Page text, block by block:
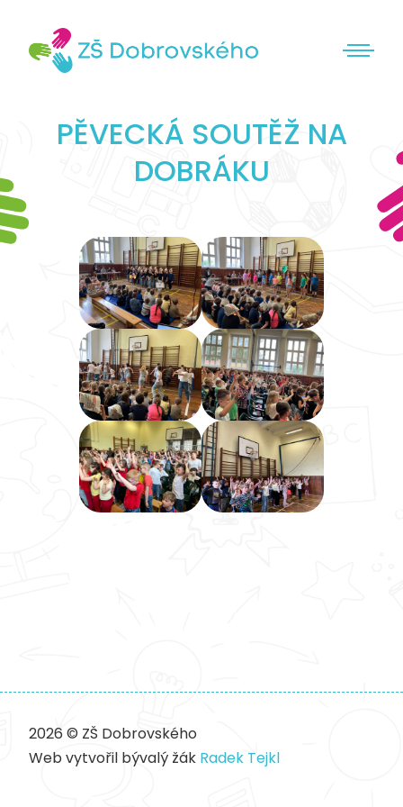
PĚVECKÁ SOUTĚŽ NA
DOBRÁKU
2026 © ZŠ Dobrovského
Web vytvořil bývalý žák Radek Tejkl